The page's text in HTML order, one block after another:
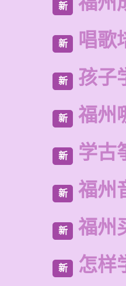
新
新 唱歌
新 孩子
新 福州
新 学古
新 福州
新 福州
新 怎样